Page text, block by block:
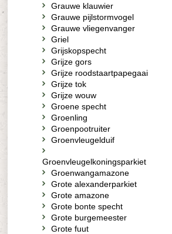
Grauwe klauwier
Grauwe pijlstormvogel
Grauwe vliegenvanger
Griel
Grijskopspecht
Grijze gors
Grijze roodstaartpapegaai
Grijze tok
Grijze wouw
Groene specht
Groenling
Groenpootruiter
Groenvleugelduif
Groenvleugelkoningsparkiet
Groenwangamazone
Grote alexanderparkiet
Grote amazone
Grote bonte specht
Grote burgemeester
Grote fuut